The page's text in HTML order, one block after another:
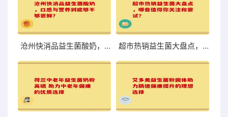
沧州快消品益生菌酸奶，口感与营养到底够不够尝鲜？ 超市热销益生菌大盘点，哪些值得你关注和尝试？